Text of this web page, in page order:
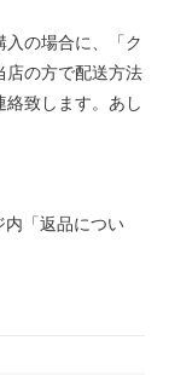
の場合に、「ク
店の方で配送方法
致します。あし
「返品につい